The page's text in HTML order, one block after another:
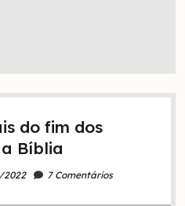
do fim dos
Bíblia
2022 7 Comentários